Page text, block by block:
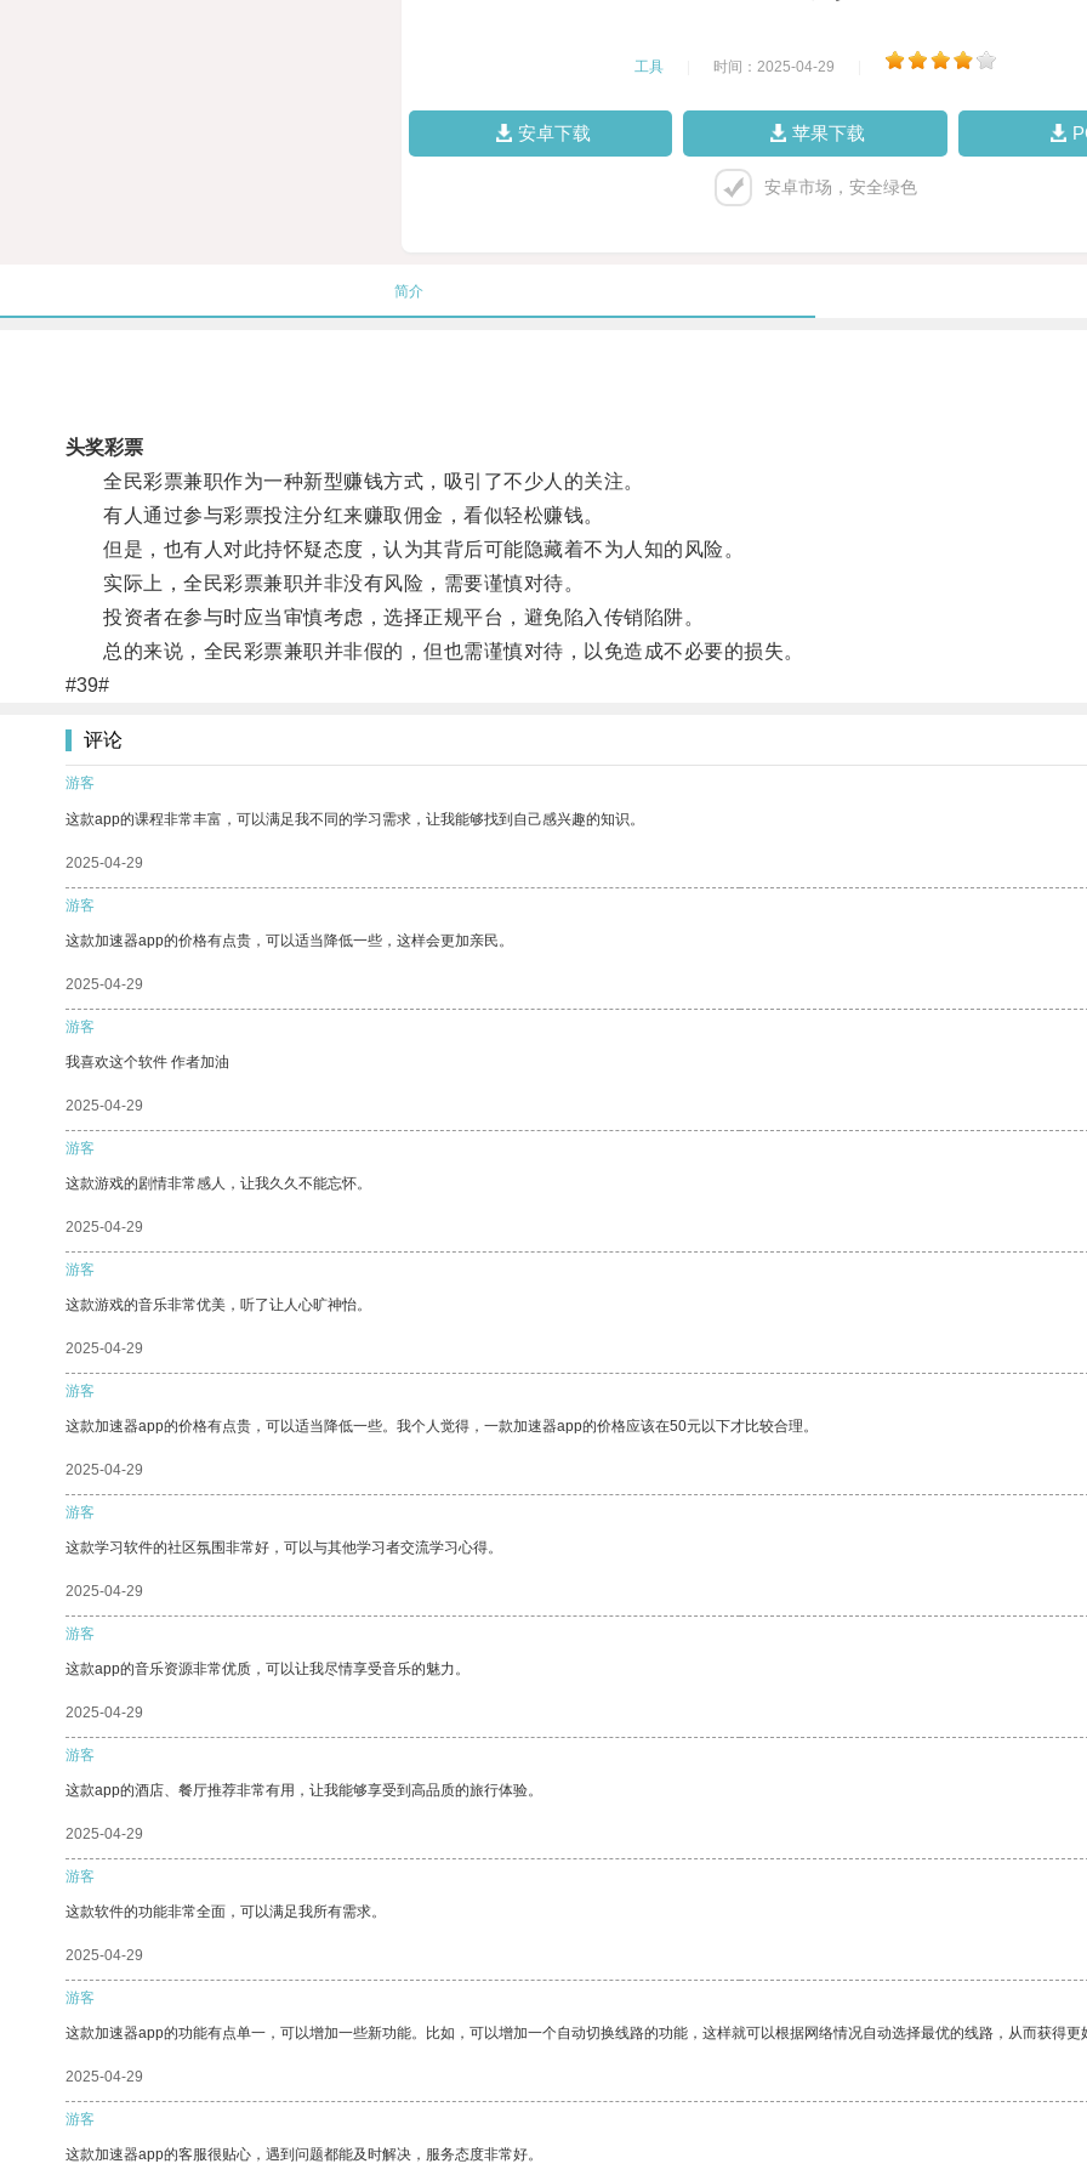
工具 时间：2025-04-29
安卓下载 苹果下载
安卓市场，安全绿色
简介
头奖彩票
全民彩票兼职作为一种新型赚钱方式，吸引了不少人的关注。
有人通过参与彩票投注分红来赚取佣金，看似轻松赚钱。
但是，也有人对此持怀疑态度，认为其背后可能隐藏着不为人知的风险。
实际上，全民彩票兼职并非没有风险，需要谨慎对待。
投资者在参与时应当审慎考虑，选择正规平台，避免陷入传销陷阱。
总的来说，全民彩票兼职并非假的，但也需谨慎对待，以免造成不必要的损失。
#39#
评论
游客
这款app的课程非常丰富，可以满足我不同的学习需求，让我能够找到自己感兴趣的知识。
2025-04-29
游客
这款加速器app的价格有点贵，可以适当降低一些，这样会更加亲民。
2025-04-29
游客
我喜欢这个软件 作者加油
2025-04-29
游客
这款游戏的剧情非常感人，让我久久不能忘怀。
2025-04-29
游客
这款游戏的音乐非常优美，听了让人心旷神怡。
2025-04-29
游客
这款加速器app的价格有点贵，可以适当降低一些。我个人觉得，一款加速器app的价格应该在50元以下才比较合理。
2025-04-29
游客
这款学习软件的社区氛围非常好，可以与其他学习者交流学习心得。
2025-04-29
游客
这款app的音乐资源非常优质，可以让我尽情享受音乐的魅力。
2025-04-29
游客
这款app的酒店、餐厅推荐非常有用，让我能够享受到高品质的旅行体验。
2025-04-29
游客
这款软件的功能非常全面，可以满足我所有需求。
2025-04-29
游客
这款加速器app的功能有点单一，可以增加一些新功能。比如，可以增加一个自动切换线路的功能，这样就可以根据网络情况自动选择最优的线路，从而获得更
2025-04-29
游客
这款加速器app的客服很贴心，遇到问题都能及时解决，服务态度非常好。